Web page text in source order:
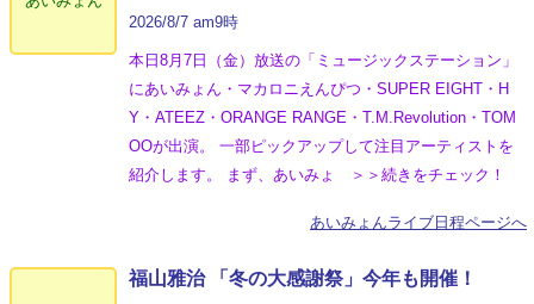
2026/8/7 am9時
本日8月7日（金）放送の「ミュージックステーション」
にあいみょん・マカロニえんぴつ・SUPER EIGHT・H
Y・ATEEZ・ORANGE RANGE・T.M.Revolution・TOM
OOが出演。 一部ピックアップして注目アーティストを
紹介します。 まず、あいみょ ＞＞続きをチェック！
あいみょんライブ日程ページへ
福山雅治 「冬の⼤感謝祭」今年も開催！